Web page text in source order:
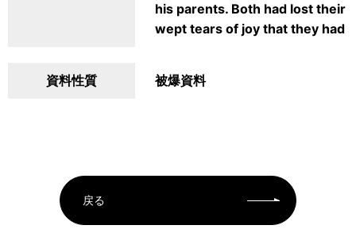
his parents. Both had lost their
wept tears of joy that they had
資料性質 被爆資料
戻る